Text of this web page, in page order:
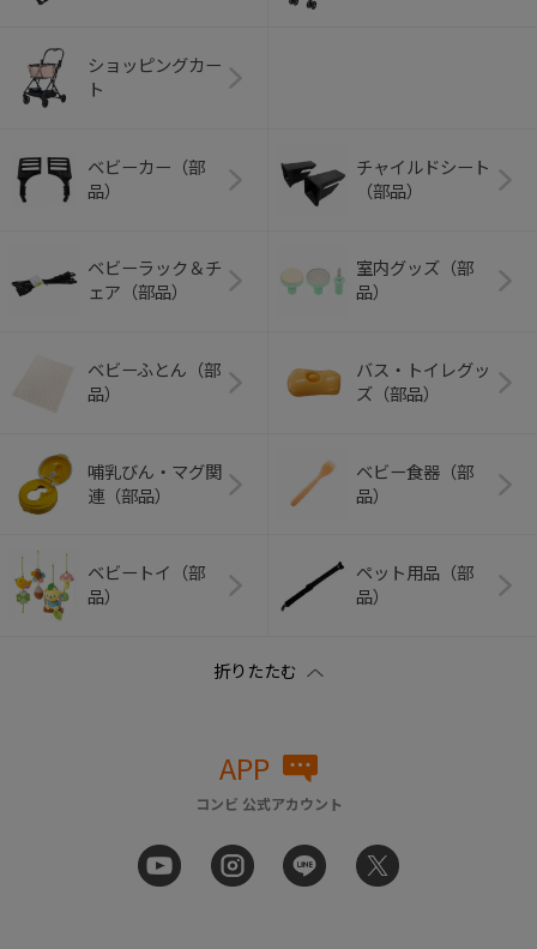
ショッピングカー
ト
ベビーカー（部
品）
チャイルドシート
（部品）
ベビーラック＆チ
ェア（部品）
室内グッズ（部
品）
ベビーふとん（部
品）
バス・トイレグッ
ズ（部品）
哺乳びん・マグ関
連（部品）
ベビー食器（部
品）
ベビートイ（部
品）
ペット用品（部
品）
APP
コンビ 公式アカウント